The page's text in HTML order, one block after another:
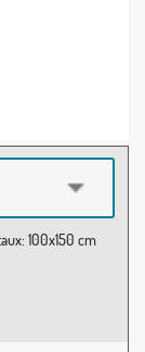
100x150 cm